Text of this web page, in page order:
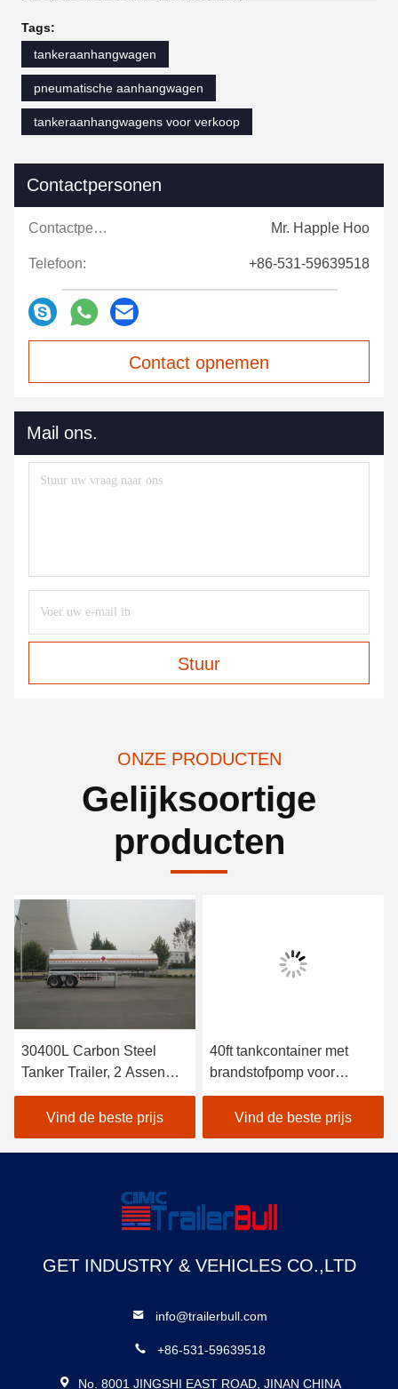
Tags:
tankeraanhangwagen
pneumatische aanhangwagen
tankeraanhangwagens voor verkoop
Contactpersonen
Contactpersonen: Mr. Happle Hoo
Telefoon: +86-531-59639518
Contact opnemen
Mail ons.
Stuur
ONZE PRODUCTEN
Gelijksoortige
producten
30400L Carbon Steel
Tanker Trailer, 2 Assen
Diesel Vloeibare
brandstof Tanker Semi
Trailer
Vind de beste prijs
40ft tankcontainer met
brandstofpomp voor
mobiele diesel-benzine
Vind de beste prijs
GET INDUSTRY & VEHICLES CO.,LTD
info@trailerbull.com
+86-531-59639518
No. 8001 JINGSHI EAST ROAD, JINAN CHINA